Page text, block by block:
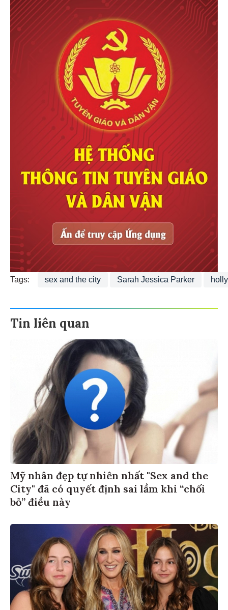
Tags: sex and the city Sarah Jessica Parker
Tin liên quan
Mỹ nhân đẹp tự nhiên nhất "Sex and the
City" đã có quyết định sai lầm khi “chối
bỏ” điều này